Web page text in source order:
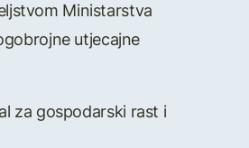
Ministarstva
utjecajne
za gospodarski rast i